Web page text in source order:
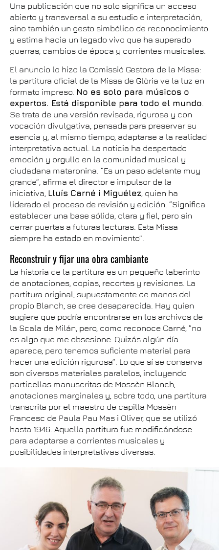
Una publicación que no solo significa un acceso
abierto y transversal a su estudio e interpretación,
sino también un gesto simbólico de reconocimiento
y estima hacia un legado vivo que ha superado
guerras, cambios de época y corrientes musicales.
El anuncio lo hizo la Comissió Gestora de la Missa:
la partitura oficial de la Missa de Glòria ve la luz en
formato impreso. No es solo para músicos o
expertos. Está disponible para todo el mundo
Se trata de una versión revisada, rigurosa y con
vocación divulgativa, pensada para preservar su
esencia y, al mismo tiempo, adaptarse a la realidad
interpretativa actual. La noticia ha despertado
emoción y orgullo en la comunidad musical y
ciudadana mataronina. “Es un paso adelante muy
grande”, afirma el director e impulsor de la
iniciativa, Lluís Carné i Miguélez , quien ha
liderado el proceso de revisión y edición. “Significa
establecer una base sólida, clara y fiel, pero sin
cerrar puertas a futuras lecturas. Esta Missa
siempre ha estado en movimiento”.
Reconstruir y fijar una obra cambiante
La historia de la partitura es un pequeño laberinto
de anotaciones, copias, recortes y revisiones. La
partitura original, supuestamente de manos del
propio Blanch, se cree desaparecida. Hay quien
sugiere que podría encontrarse en los archivos de
la Scala de Milán, pero, como reconoce Carné, “no
es algo que me obsesione. Quizás algún día
aparece, pero tenemos suficiente material para
hacer una edición rigurosa”. Lo que sí se conserva
son diversos materiales paralelos, incluyendo
particellas manuscritas de Mossèn Blanch,
anotaciones marginales y, sobre todo, una partitura
transcrita por el maestro de capilla Mossèn
Francesc de Paula Pau Mas i Oliver, que se utilizó
hasta 1946. Aquella partitura fue modificándose
para adaptarse a corrientes musicales y
posibilidades interpretativas diversas.